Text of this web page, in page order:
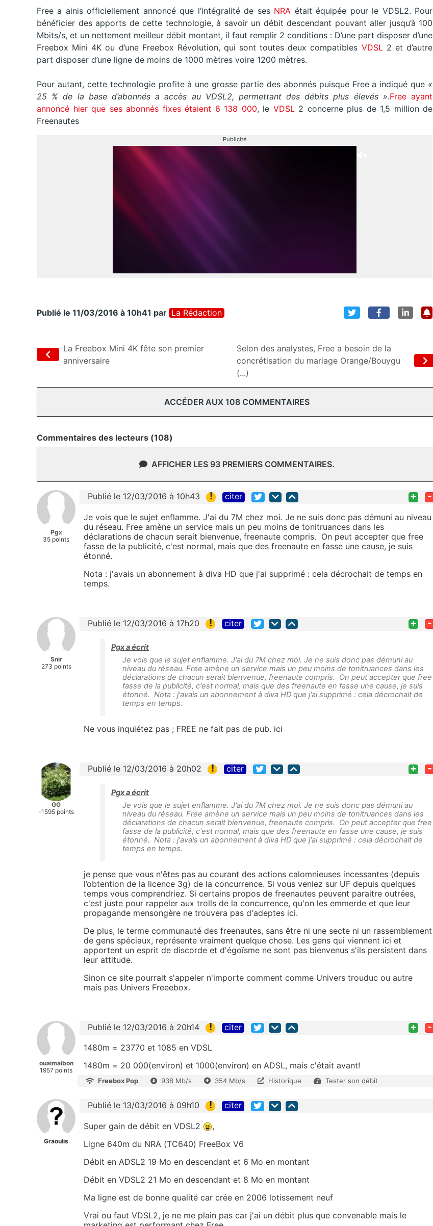
Free a ainis officiellement annoncé que l’intégralité de sesNRA était équipée pour le VDSL2. Pour
bénéficier des apports de cette technologie, à savoir un débit descendant pouvant aller jusqu’à 100
Mbits/s, et un nettement meilleur débit montant, il faut remplir 2 conditions : D’une part disposer d’une
Freebox Mini 4K ou d’une Freebox Révolution, qui sont toutes deux compatibles VDSL 2 et d’autre
part disposer d’une ligne de moins de 1000 mètres voire 1200 mètres.
Pour autant, cette technologie profite à une grosse partie des abonnés puisque Free a indiqué que «
25 % de la base d’abonnés a accès au VDSL2, permettant des débits plus élevés ».Free ayant
annoncé hier que ses abonnés fixes étaient 6 138 000, le VDSL 2 concerne plus de 1,5 million de
Freenautes
Publicité
Publié le 11/03/2016 à 10h41 par La Rédaction
La Freebox Mini 4K fête son premier
anniversaire
Selon des analystes, Free a besoin de la
concrétisation du mariage Orange/Bouygu
(...)
ACCÉDER AUX 108 COMMENTAIRES
Commentaires des lecteurs (108)
AFFICHER LES 93 PREMIERS COMMENTAIRES.
Pgx
35 points
Publié le 12/03/2016 à 10h43 ! citer + -
Je vois que le sujet enflamme. J'ai du 7M chez moi. Je ne suis donc pas démuni au niveau
du réseau. Free amène un service mais un peu moins de tonitruances dans les
déclarations de chacun serait bienvenue, freenaute compris. On peut accepter que free
fasse de la publicité, c'est normal, mais que des freenaute en fasse une cause, je suis
étonné.
Nota : j'avais un abonnement à diva HD que j'ai supprimé : cela décrochait de temps en
temps.
Snir
273 points
Publié le 12/03/2016 à 17h20 ! citer + -
Pgx a écrit
Je vois que le sujet enflamme. J'ai du 7M chez moi. Je ne suis donc pas démuni au
niveau du réseau. Free amène un service mais un peu moins de tonitruances dans les
déclarations de chacun serait bienvenue, freenaute compris. On peut accepter que free
fasse de la publicité, c'est normal, mais que des freenaute en fasse une cause, je suis
étonné. Nota : j'avais un abonnement à diva HD que j'ai supprimé : cela décrochait de
temps en temps.
Ne vous inquiétez pas ; FREE ne fait pas de pub. ici
GG
-1595 points
Publié le 12/03/2016 à 20h02 ! citer + -
Pgx a écrit
Je vois que le sujet enflamme. J'ai du 7M chez moi. Je ne suis donc pas démuni au
niveau du réseau. Free amène un service mais un peu moins de tonitruances dans les
déclarations de chacun serait bienvenue, freenaute compris. On peut accepter que free
fasse de la publicité, c'est normal, mais que des freenaute en fasse une cause, je suis
étonné. Nota : j'avais un abonnement à diva HD que j'ai supprimé : cela décrochait de
temps en temps.
je pense que vous n'êtes pas au courant des actions calomnieuses incessantes (depuis
l’obtention de la licence 3g) de la concurrence. Si vous veniez sur UF depuis quelques
temps vous comprendriez. Si certains propos de freenautes peuvent paraitre outrées,
c'est juste pour rappeler aux trolls de la concurrence, qu'on les emmerde et que leur
propagande mensongère ne trouvera pas d'adeptes ici.
De plus, le terme communauté des freenautes, sans être ni une secte ni un rassemblement
de gens spéciaux, représente vraiment quelque chose. Les gens qui viennent ici et
apportent un esprit de discorde et d'égoïsme ne sont pas bienvenus s'ils persistent dans
leur attitude.
Sinon ce site pourrait s'appeler n'importe comment comme Univers trouduc ou autre
mais pas Univers Freeebox.
ouaimaibon
1957 points
Publié le 12/03/2016 à 20h14 ! citer + -
1480m = 23770 et 1085 en VDSL
1480m = 20 000(environ) et 1000(environ) en ADSL, mais c'était avant!
Freebox Pop 938 Mb/s 354 Mb/s Historique Tester son débit
Graoulis
Publié le 13/03/2016 à 09h10 ! citer
Super gain de débit en VDSL2
,
Ligne 640m du NRA (TC640) FreeBox V6
Débit en ADSL2 19 Mo en descendant et 6 Mo en montant
Débit en VDSL2 21 Mo en descendant et 8 Mo en montant
Ma ligne est de bonne qualité car crée en 2006 lotissement neuf
Vrai ou faut VDSL2, je ne me plain pas car j'ai un débit plus que convenable mais le